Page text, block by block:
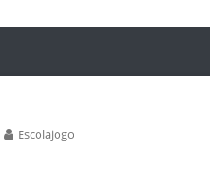
Escolajogo